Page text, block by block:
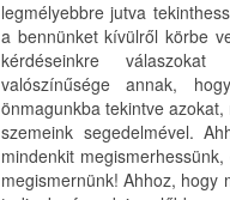
legmélyebbre jutva
a bennünket kívülről körbe
kérdéseinkre
valószínűsége annak,
önmagunkba tekintve
szemeink segedelmével.
mindenkit
megismernünk! Ahhoz, hogy